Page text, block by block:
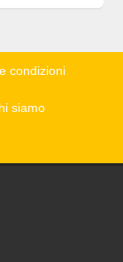
condizioni
siamo